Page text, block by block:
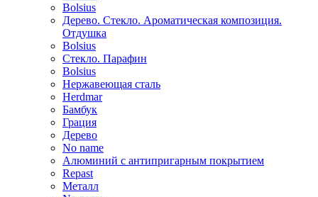
Bolsius
Дерево. Стекло. Ароматическая композиция.
Отдушка
Bolsius
Стекло. Парафин
Bolsius
Нержавеющая сталь
Herdmar
Бамбук
Грация
Дерево
No name
Алюминий с антипригарным покрытием
Repast
Металл